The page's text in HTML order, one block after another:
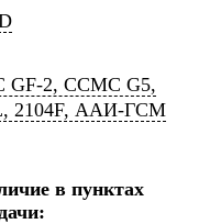
GF-2, CCMC G5,
2104F, ААИ-ГСМ
в пунктах